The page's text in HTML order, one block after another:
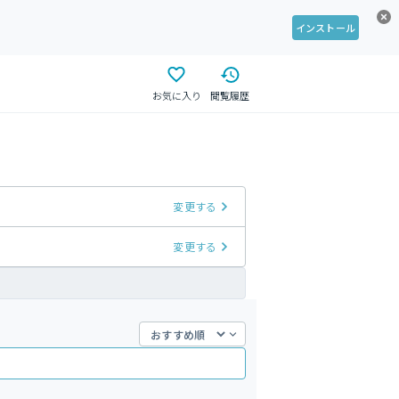
インストール
お気に入り 閲覧履歴
変更する
変更する